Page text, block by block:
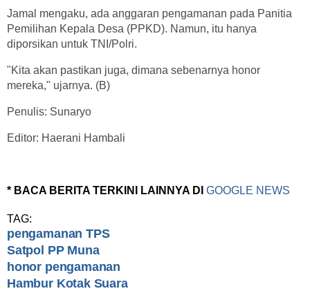
Jamal mengaku, ada anggaran pengamanan pada Panitia
Pemilihan Kepala Desa (PPKD). Namun, itu hanya
diporsikan untuk TNI/Polri.
"Kita akan pastikan juga, dimana sebenarnya honor
mereka," ujarnya. (B)
Penulis: Sunaryo
Editor: Haerani Hambali
* BACA BERITA TERKINI LAINNYA DI GOOGLE NEWS
TAG:
pengamanan TPS
Satpol PP Muna
honor pengamanan
Hambur Kotak Suara